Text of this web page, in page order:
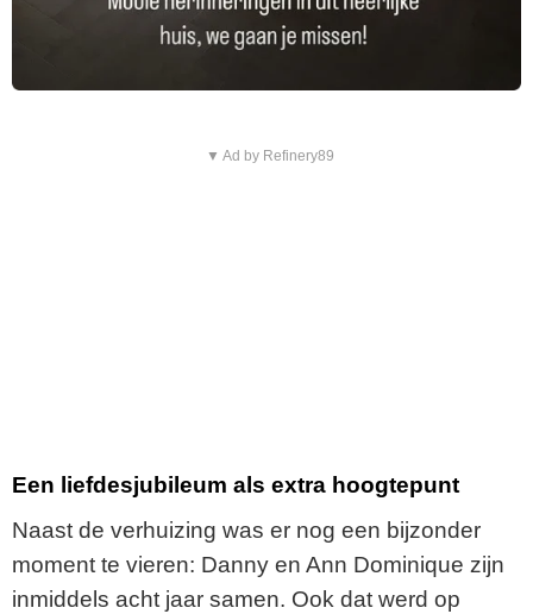
▼ Ad by Refinery89
Een liefdesjubileum als extra hoogtepunt
Naast de verhuizing was er nog een bijzonder
moment te vieren: Danny en Ann Dominique zijn
inmiddels acht jaar samen. Ook dat werd op